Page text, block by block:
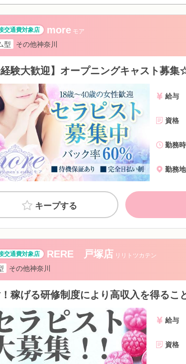
more モア
型 その他神奈川
給与
資格
勤務
勤務地
キープする
RERE 戸塚店 リリトツカテン
その他神奈川
稼げる研修制度により高収入を得るこ
給与
資格